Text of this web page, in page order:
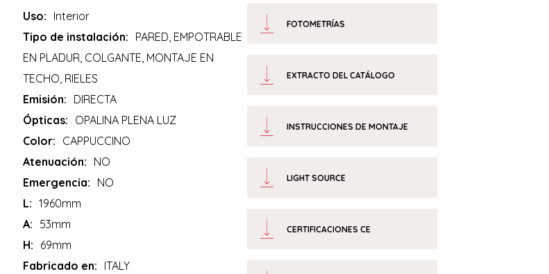
Uso: Interior
Tipo de instalación: PARED, EMPOTRABLE
EN PLADUR, COLGANTE, MONTAJE EN
TECHO, RIELES
Emisión: DIRECTA
Ópticas: OPALINA PLENA LUZ
Color: CAPPUCCINO
Atenuación: NO
Emergencia: NO
L: 1960mm
A: 53mm
H: 69mm
Fabricado en: ITALY
FOTOMETRÍAS
EXTRACTO DEL CATÁLOGO
INSTRUCCIONES DE MONTAJE
LIGHT SOURCE
CERTIFICACIONES CE